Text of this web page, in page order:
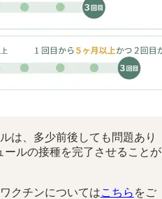
は、多少前後しても問題あり
ールの接種を完了させることが
クチンについてはこちら をご